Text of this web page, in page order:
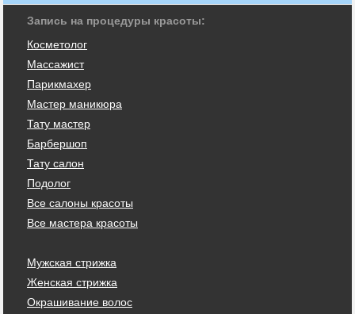
Запись на процедуры красоты:
Косметолог
Массажист
Парикмахер
Мастер маникюра
Тату мастер
Барбершоп
Тату салон
Подолог
Все салоны красоты
Все мастера красоты
Мужская стрижка
Женская стрижка
Окрашивание волос